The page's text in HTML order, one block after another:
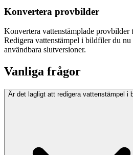
Konvertera provbilder
Konvertera vattenstämplade provbilder
Redigera vattenstämpel i bildfiler du nu
användbara slutversioner.
Vanliga frågor
Är det lagligt att redigera vattenstämpel i